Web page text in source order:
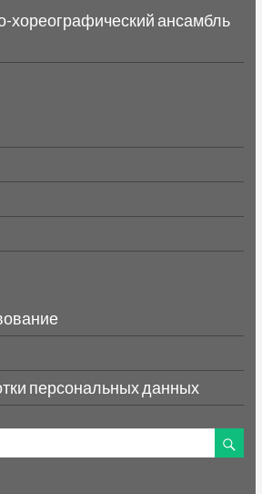
хореографический ансамбль
персональных данных